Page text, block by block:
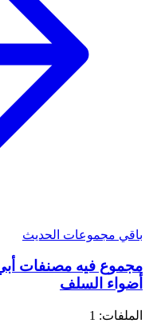
باقي مجموعات الحديث
مجموع فيه مصنفات
أضواء السلف
الملفات: 1